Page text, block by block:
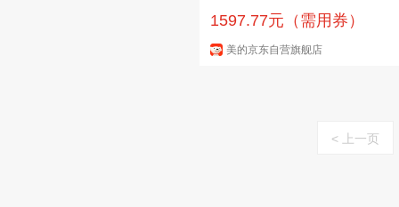
杀菌反渗透厨下式净饮升级系列
1597.77元（需用券）
美的京东自营旗舰店
< 上一页